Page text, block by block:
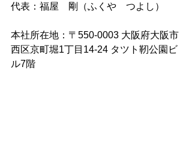
代表：福屋　剛（ふくや　つよし）
本社所在地：〒550-0003 大阪府大阪市
西区京町堀1丁目14-24 タツト靭公園ビ
ル7階